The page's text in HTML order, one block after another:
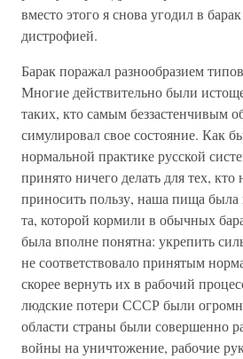
вместо этого я снова угодил в
дистрофией.
Барак поражал разнообразием
Многие действительно были
таких, кто самым беззастенчивым
симулировал свое состояние. Как
нормальной практике русской
принято ничего делать для тех, кто
приносить пользу, наша пища была
та, которой кормили в обычных
была вполне понятна: укрепить
не соответствовало принятым
скорее вернуть их в рабочий
людские потери СССР были
области страны были совершенно
войны на уничтожение, рабочие